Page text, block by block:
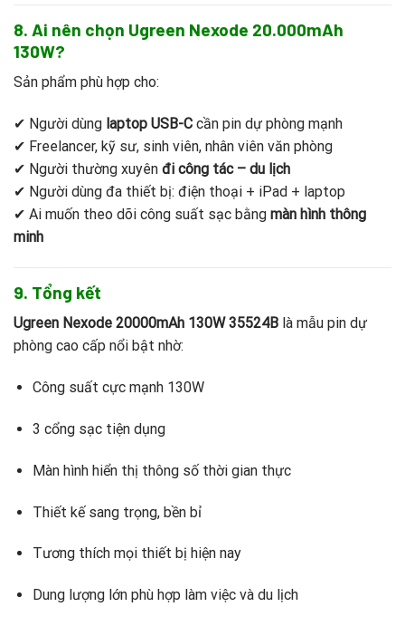
8. Ai nên chọn Ugreen Nexode 20.000mAh
130W?
Sản phẩm phù hợp cho:
✔ Người dùng laptop USB-C cần pin dự phòng mạnh
✔ Freelancer, kỹ sư, sinh viên, nhân viên văn phòng
✔ Người thường xuyên đi công tác – du lịch
✔ Người dùng đa thiết bị: điện thoại + iPad + laptop
✔ Ai muốn theo dõi công suất sạc bằng màn hình thông
minh
9. Tổng kết
Ugreen Nexode 20000mAh 130W 35524B là mẫu pin dự
phòng cao cấp nổi bật nhờ:
Công suất cực mạnh 130W
3 cổng sạc tiện dụng
Màn hình hiển thị thông số thời gian thực
Thiết kế sang trọng, bền bỉ
Tương thích mọi thiết bị hiện nay
Dung lượng lớn phù hợp làm việc và du lịch